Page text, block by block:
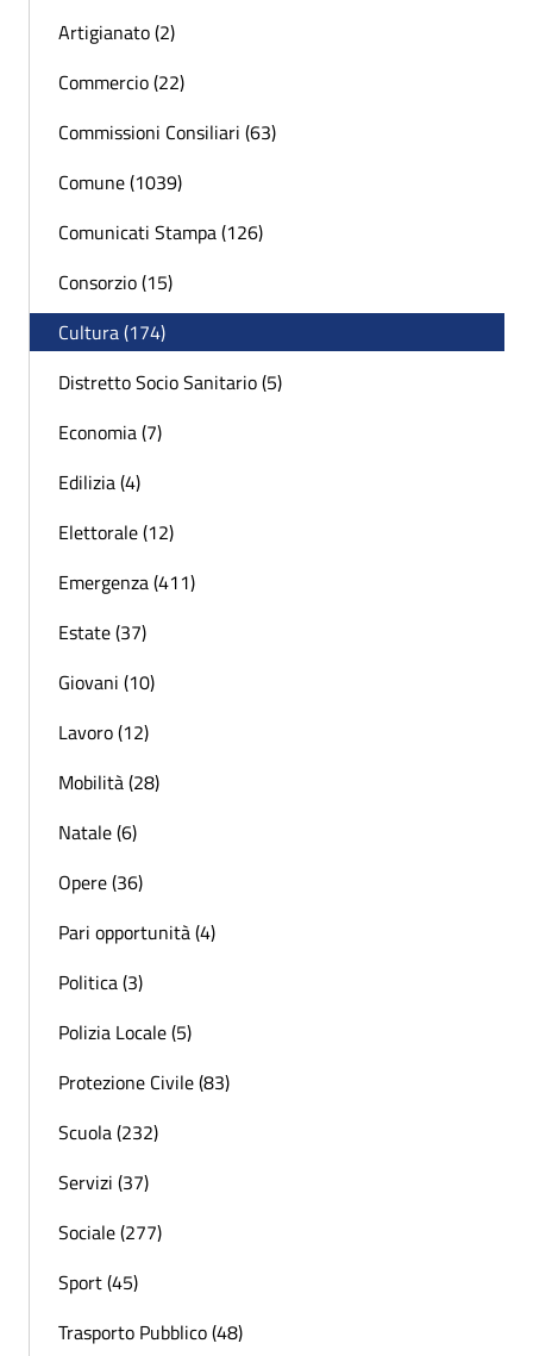
Artigianato (2)
Commercio (22)
Commissioni Consiliari (63)
Comune (1039)
Comunicati Stampa (126)
Consorzio (15)
Cultura (174)
Distretto Socio Sanitario (5)
Economia (7)
Edilizia (4)
Elettorale (12)
Emergenza (411)
Estate (37)
Giovani (10)
Lavoro (12)
Mobilità (28)
Natale (6)
Opere (36)
Pari opportunità (4)
Politica (3)
Polizia Locale (5)
Protezione Civile (83)
Scuola (232)
Servizi (37)
Sociale (277)
Sport (45)
Trasporto Pubblico (48)